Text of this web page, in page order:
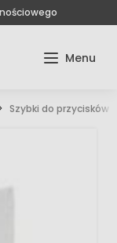
Szybki do przycisków